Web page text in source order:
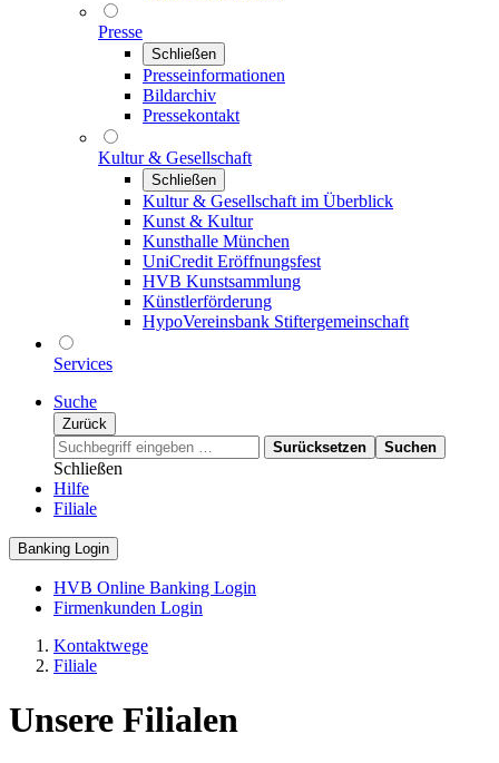
Presse
Schließen
Presseinformationen
Bildarchiv
Pressekontakt
Kultur & Gesellschaft
Schließen
Kultur & Gesellschaft im Überblick
Kunst & Kultur
Kunsthalle München
UniCredit Eröffnungsfest
HVB Kunstsammlung
Künstlerförderung
HypoVereinsbank Stiftergemeinschaft
Services
Suche
Zurück
Surücksetzen
Suchen
Schließen
Hilfe
Filiale
Banking Login
HVB Online Banking Login
Firmenkunden Login
Kontaktwege
Filiale
Unsere Filialen